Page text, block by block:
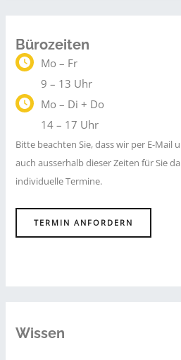
Bürozeiten
Mo – Fr
9 – 13 Uhr
Mo – Di + Do
14 – 17 Uhr
Bitte beachten Sie, dass wir per E-Mail
auch ausserhalb dieser Zeiten für Sie
individuelle Termine.
TERMIN ANFORDERN
Wissen